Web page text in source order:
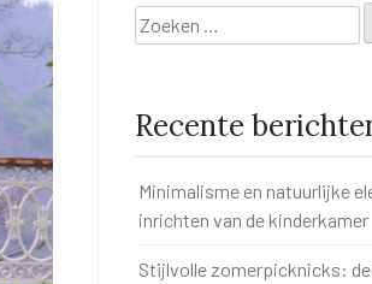
Zoeken
naar:
Recente
Minimalisme en natuurlijke
inrichten van de kinderkamer
Stijlvolle zomerpicknicks: